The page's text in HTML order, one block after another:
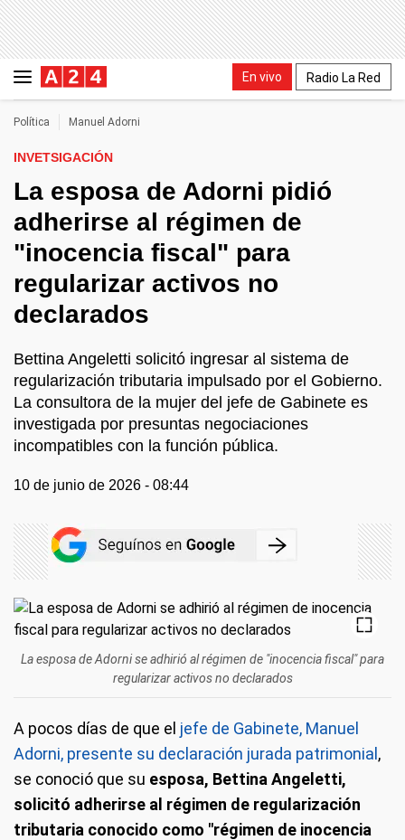
En vivo Radio La Red
Política Manuel Adorni
INVETSIGACIÓN
La esposa de Adorni pidió
adherirse al régimen de
"inocencia fiscal" para
regularizar activos no
declarados
Bettina Angeletti solicitó ingresar al sistema de
regularización tributaria impulsado por el Gobierno.
La consultora de la mujer del jefe de Gabinete es
investigada por presuntas negociaciones
incompatibles con la función pública.
10 de junio de 2026 - 08:44
La esposa de Adorni se adhirió al régimen de "inocencia fiscal" para
regularizar activos no declarados
A pocos días de que el jefe de Gabinete, Manuel
Adorni, presente su declaración jurada patrimonial ,
se conoció que su esposa, Bettina Angeletti,
solicitó adherirse al régimen de regularización
tributaria conocido como "régimen de inocencia